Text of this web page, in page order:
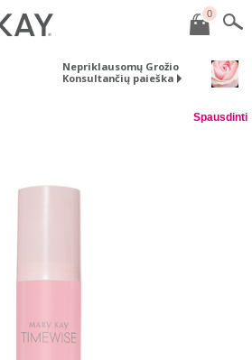
0
Nepriklausomų Grožio
Konsultančių paieška
Spausdinti